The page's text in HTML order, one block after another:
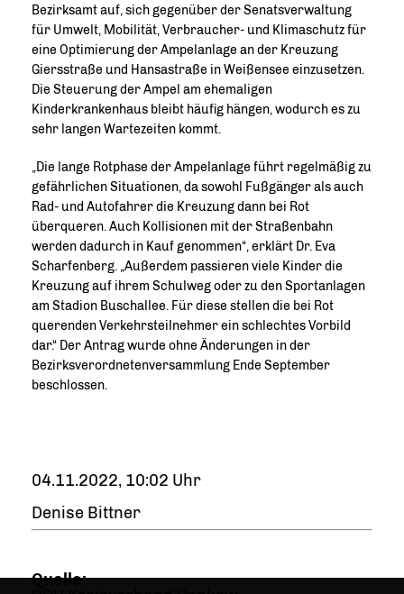
Bezirksamt auf, sich gegenüber der Senatsverwaltung
für Umwelt, Mobilität, Verbraucher- und Klimaschutz für
eine Optimierung der Ampelanlage an der Kreuzung
Giersstraße und Hansastraße in Weißensee einzusetzen.
Die Steuerung der Ampel am ehemaligen
Kinderkrankenhaus bleibt häufig hängen, wodurch es zu
sehr langen Wartezeiten kommt.
Die lange Rotphase der Ampelanlage führt regelmäßig zu
gefährlichen Situationen, da sowohl Fußgänger als auch
Rad- und Autofahrer die Kreuzung dann bei Rot
überqueren. Auch Kollisionen mit der Straßenbahn
werden dadurch in Kauf genommen“, erklärt Dr. Eva
Scharfenberg. „Außerdem passieren viele Kinder die
Kreuzung auf ihrem Schulweg oder zu den Sportanlagen
am Stadion Buschallee. Für diese stellen die bei Rot
querenden Verkehrsteilnehmer ein schlechtes Vorbild
dar.“ Der Antrag wurde ohne Änderungen in der
Bezirksverordnetenversammlung Ende September
beschlossen.
04.11.2022, 10:02 Uhr
Denise Bittner
Quelle: